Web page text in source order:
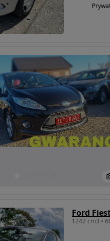
Ford
1242 cm3 •